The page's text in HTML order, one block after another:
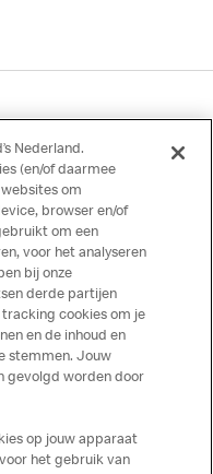
in
ingrediënt dat het
McNuggets zo lekker
Nederland.
(en/of daarmee
om
browser en/of
om een
voor het analyseren
bij onze
derde partijen
cookies om je
en de inhoud en
stemmen. Jouw
gevolgd worden door
op jouw apparaat
het gebruik van